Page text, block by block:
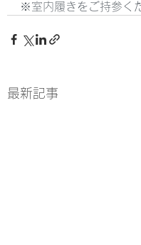
※室内履きをご持参く
最新記事